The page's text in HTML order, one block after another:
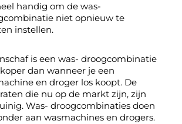
handig om de was-
niet opnieuw te
instellen.
is een was- droogcombinatie
dan wanneer je een
en droger los koopt. De
die nu op de markt zijn, zijn
Was- droogcombinaties doen
aan wasmachines en drogers.